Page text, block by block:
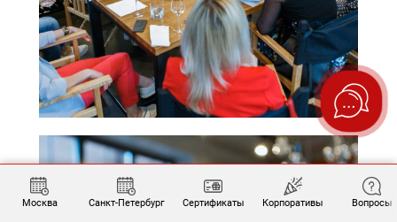
Москва Санкт-Петербург Сертификаты Корпоративы Вопросы